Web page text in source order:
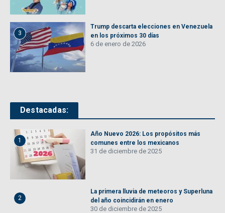
3
Trump descarta elecciones en Venezuela
en los próximos 30 días
6 de enero de 2026
Destacadas:
1
Año Nuevo 2026: Los propósitos más
comunes entre los mexicanos
31 de diciembre de 2025
2
La primera lluvia de meteoros y Superluna
del año coincidirán en enero
30 de diciembre de 2025